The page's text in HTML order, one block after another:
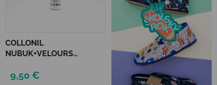
COLLONIL
NUBUK+VELOURS
9,50 €